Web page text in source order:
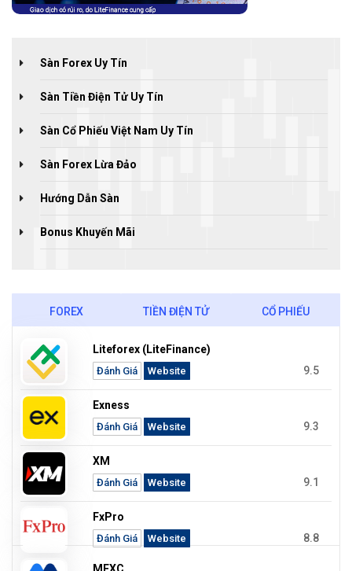
Sàn Forex Uy Tín
Sàn Tiền Điện Tử Uy Tín
Sàn Cổ Phiếu Việt Nam Uy Tín
Sàn Forex Lừa Đảo
Hướng Dẫn Sàn
Bonus Khuyến Mãi
FOREX TIỀN ĐIỆN TỬ CỔ PHIẾU
Liteforex (LiteFinance)
Đánh Giá Website 9.5
Exness
Đánh Giá Website 9.3
XM
Đánh Giá Website 9.1
FxPro
Đánh Giá Website 8.8